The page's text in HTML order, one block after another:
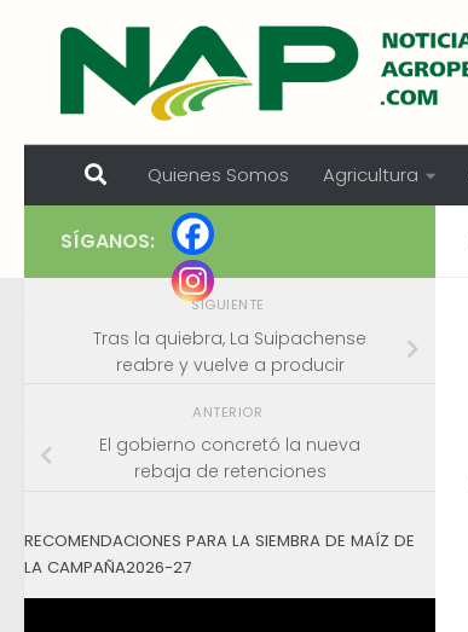
Skip to content
Quienes Somos Agricultura
SÍGANOS:
SIGUIENTE
Tras la quiebra, La Suipachense
reabre y vuelve a producir
ANTERIOR
El gobierno concretó la nueva
rebaja de retenciones
RECOMENDACIONES PARA LA SIEMBRA DE MAÍZ DE
LA CAMPAÑA2026-27